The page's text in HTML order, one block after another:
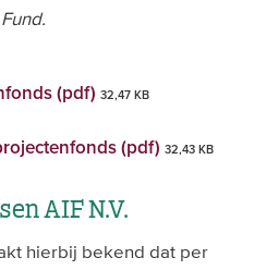
(pdf) 32,47 KB
(pdf) 32,43 KB
AIF N.V.
hierbij bekend dat per